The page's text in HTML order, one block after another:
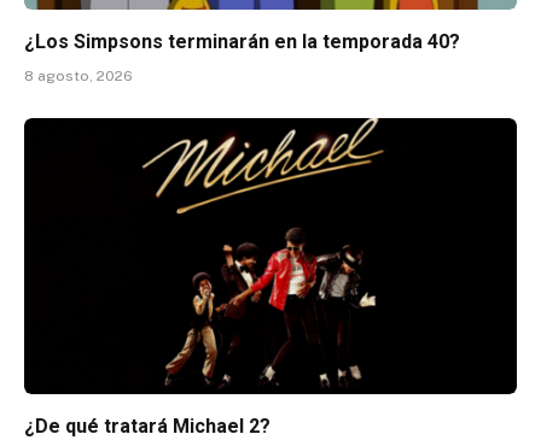
¿Los Simpsons terminarán en la temporada 40?
8 agosto, 2026
¿De qué tratará Michael 2?